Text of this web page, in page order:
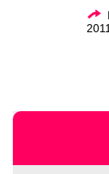
2011